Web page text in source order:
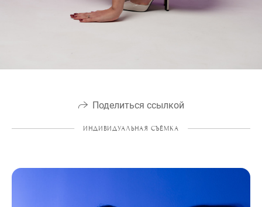
Поделиться ссылкой
ИНДИВИДУАЛЬНАЯ СЪЁМКА